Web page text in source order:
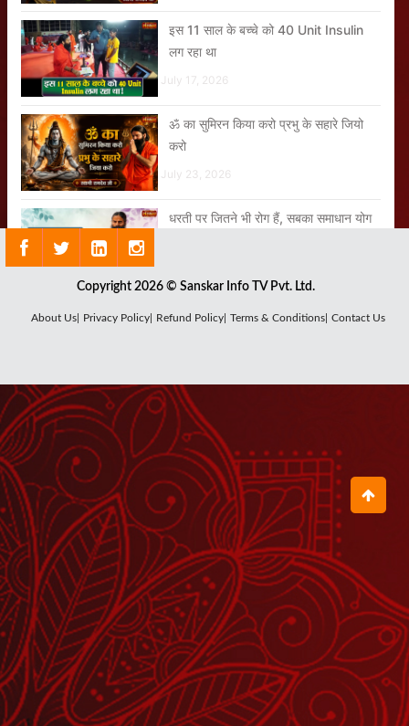
इस 11 साल के बच्चे को 40 Unit Insulin
लग रहा था
July 17, 2026
ॐ का सुमिरन किया करो प्रभु के सहारे जियो
करो
July 23, 2026
धरती पर जितने भी रोग हैं, सबका समाधान योग
जब आप पूरे विधि-विधान से योग करते हैं तो
पूरी दुनिया में ताकत की चर्चा हो रही है
August 06, 2026
जीते-जी सब रोगों से मुक्ति की युक्ति है योग
July 28, 2026
यह युवती 13 सालों से Eczema के कारण थी
परेशान
August 04, 2026
आंखों कानों और बालों को अनदेखा नहीं करना
Copyright 2026 © Sanskar Info TV Pvt. Ltd.
About Us| Privacy Policy| Refund Policy| Terms & Conditions| Contact Us